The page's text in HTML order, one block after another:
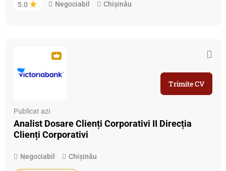
5.0 Negociabil Chișinău
Publicat azi
Analist Dosare Clienți Corporativi II Direcția
Clienți Corporativi
Negociabil Chișinău
Trimite CV